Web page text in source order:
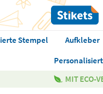
Stempel Aufkleber
MIT ECO-